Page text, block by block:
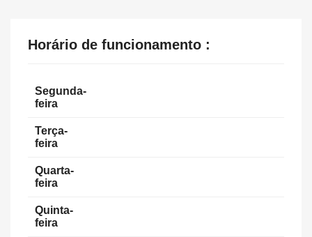
Horário de funcionamento :
Segunda-
feira
Terça-
feira
Quarta-
feira
Quinta-
feira